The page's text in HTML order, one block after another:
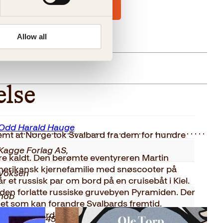
Allow all
at Norge tok Svalbard fra dem for hundre
kaldt. Den berømte eventyreren Martin
kjernefamilie med snøscooter på
et russisk par om bord på en cruisebåt i Kiel.
forlatte russiske gruvebyen Pyramiden. Der
som kan forandre Svalbards fremtid.
Svalbard alle drømmer om å få oppleve,
Harald Hauge
Forlag AS,
9788248924586